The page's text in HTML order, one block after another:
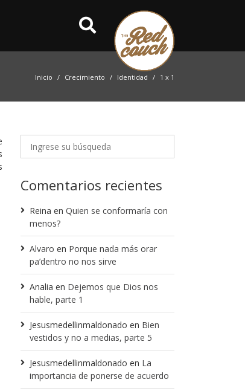
Inicio Crecimiento Identidad 1 x 1
Comentarios recientes
Reina en Quien se conformaría con
menos?
Alvaro en Porque nada más orar
pa’dentro no nos sirve
Analia en Dejemos que Dios nos
hable, parte 1
Jesusmedellinmaldonado en Bien
vestidos y no a medias, parte 5
Jesusmedellinmaldonado en La
importancia de ponerse de acuerdo